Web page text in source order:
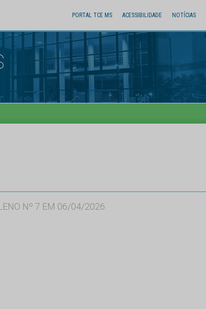
PORTAL TCE MS ACESSIBILIDADE NOTÍCIAS
Nº 7 EM 06/04/2026